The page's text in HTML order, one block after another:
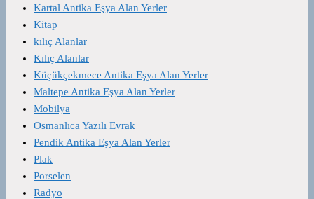
Kartal Antika Eşya Alan Yerler
Kitap
kılıç Alanlar
Kılıç Alanlar
Küçükçekmece Antika Eşya Alan Yerler
Maltepe Antika Eşya Alan Yerler
Mobilya
Osmanlıca Yazılı Evrak
Pendik Antika Eşya Alan Yerler
Plak
Porselen
Radyo